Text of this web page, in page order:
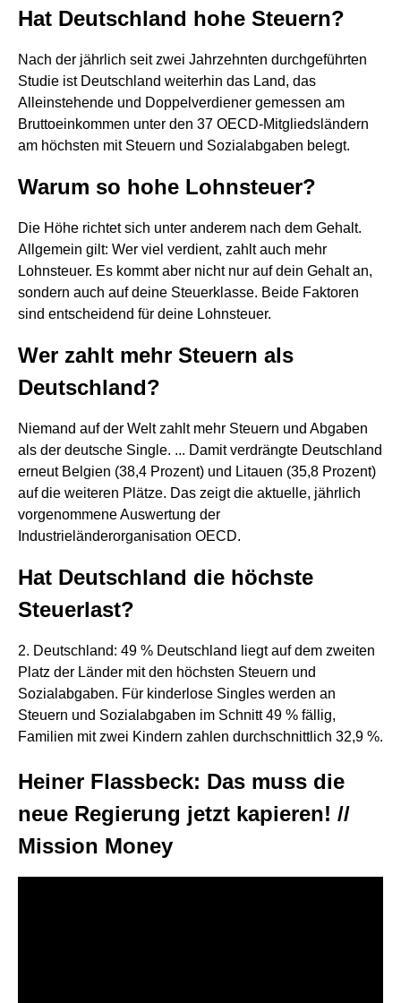
Hat Deutschland hohe Steuern?
Nach der jährlich seit zwei Jahrzehnten durchgeführten
Studie ist Deutschland weiterhin das Land, das
Alleinstehende und Doppelverdiener gemessen am
Bruttoeinkommen unter den 37 OECD-Mitgliedsländern
am höchsten mit Steuern und Sozialabgaben belegt.
Warum so hohe Lohnsteuer?
Die Höhe richtet sich unter anderem nach dem Gehalt.
Allgemein gilt: Wer viel verdient, zahlt auch mehr
Lohnsteuer. Es kommt aber nicht nur auf dein Gehalt an,
sondern auch auf deine Steuerklasse. Beide Faktoren
sind entscheidend für deine Lohnsteuer.
Wer zahlt mehr Steuern als
Deutschland?
Niemand auf der Welt zahlt mehr Steuern und Abgaben
als der deutsche Single. ... Damit verdrängte Deutschland
erneut Belgien (38,4 Prozent) und Litauen (35,8 Prozent)
auf die weiteren Plätze. Das zeigt die aktuelle, jährlich
vorgenommene Auswertung der
Industrieländerorganisation OECD.
Hat Deutschland die höchste
Steuerlast?
2. Deutschland: 49 % Deutschland liegt auf dem zweiten
Platz der Länder mit den höchsten Steuern und
Sozialabgaben. Für kinderlose Singles werden an
Steuern und Sozialabgaben im Schnitt 49 % fällig,
Familien mit zwei Kindern zahlen durchschnittlich 32,9 %.
Heiner Flassbeck: Das muss die
neue Regierung jetzt kapieren! //
Mission Money